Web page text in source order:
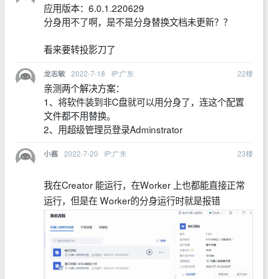
应用版本：6.0.1.220629
分身用不了啊，是不是分身替换文档未更新？？
看来要转投影刀了
龙志敏 2022-7-18 IP:广东 22楼
亲测两个解决方案：
1、将软件装到非C盘就可以用分身了，连这个配置
文件都不用替换。
2、用超级管理员登录Adminstrator
小酱 2022-7-20 IP:广东 23楼
我在Creator 能运行，在Worker 上也都能直接正常
运行，但是在 Worker的分身运行时就是报错